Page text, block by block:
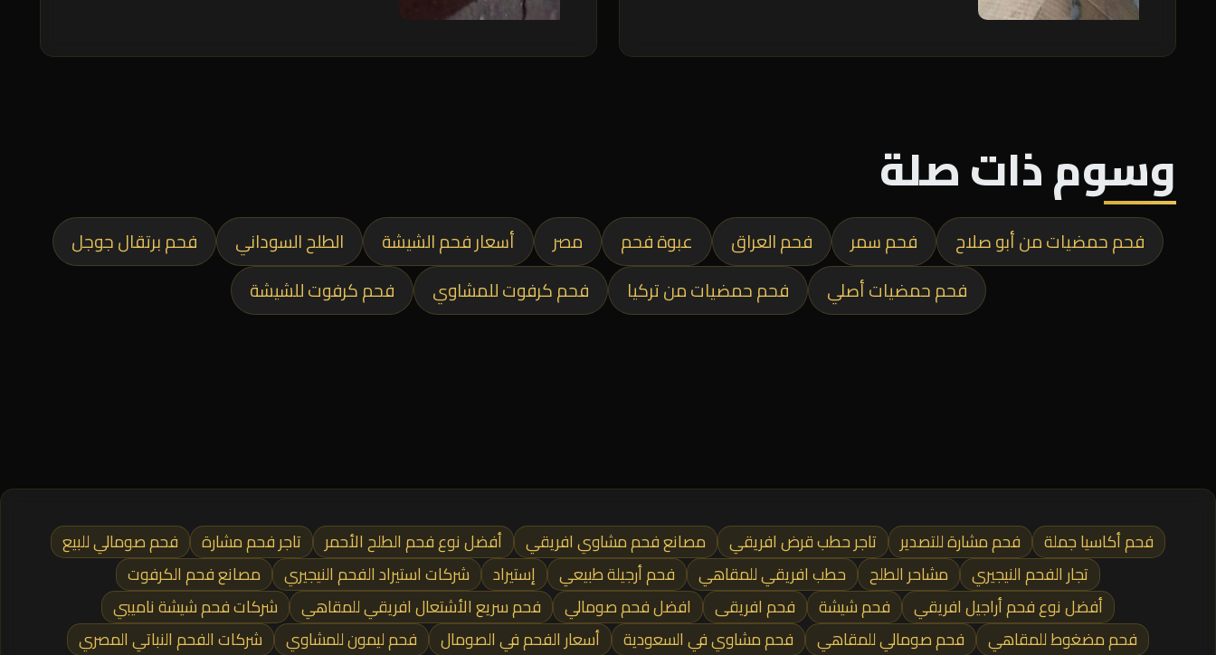
وسوم ذات صلة
فحم حمضيات من أبو صلاح فحم سمر فحم العراق عبوة فحم مصر أسعار فحم الشيشة الطلح السوداني
فحم برتقال جوجل
فحم حمضيات أصلي
فحم حمضيات من تركيا فحم كرفوت للمشاوي فحم كرفوت للشيشة
فحم أكاسيا جملة فحم مشارة للتصدير تاجر حطب قرض افريقي مصانع فحم مشاوي افريقي أفضل نوع فحم الطلح الأحمر تاجر فحم مشارة
فحم صومالي للبيع
تجار الفحم النيجيري
مشاحر الطلح حطب افريقي للمقاهي فحم أرجيلة طبيعي إستيراد شركات استيراد الفحم النيجيري
مصانع فحم الكرفوت
أفضل نوع فحم أراجيل افريقي
فحم شيشة فحم افريقى افضل فحم صومالي فحم سريع الأشتعال افريقي للمقاهي
شركات فحم شيشة ناميبي
فحم مضغوط للمقاهي
فحم صومالي للمقاهي فحم مشاوي في السعودية أسعار الفحم في الصومال فحم ليمون للمشاوي
شركات الفحم النباتي المصري